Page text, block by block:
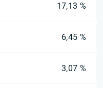
17,13 %
6,45 %
3,07 %